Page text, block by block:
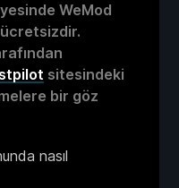
WeMod
sitesindeki
bir göz
nasıl